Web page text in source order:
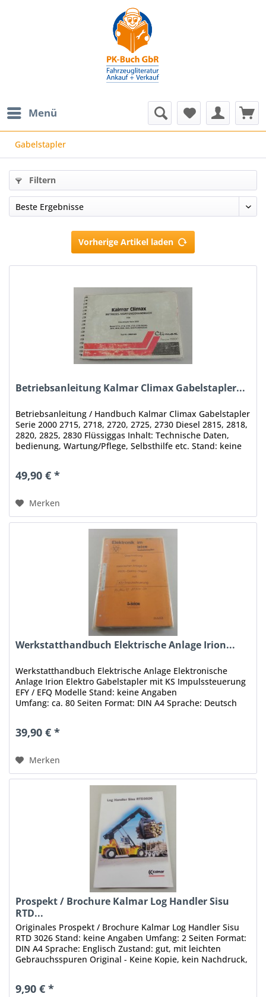
Menü
Gabelstapler
Filtern
Vorherige Artikel laden
Betriebsanleitung Kalmar Climax Gabelstapler...
Betriebsanleitung / Handbuch Kalmar Climax Gabelstapler
Serie 2000 2715, 2718, 2720, 2725, 2730 Diesel 2815, 2818,
2820, 2825, 2830 Flüssiggas Inhalt: Technische Daten,
bedienung, Wartung/Pflege, Selbsthilfe etc. Stand: keine
49,90 € *
Merken
Werkstatthandbuch Elektrische Anlage Irion...
Werkstatthandbuch Elektrische Anlage Elektronische
Anlage Irion Elektro Gabelstapler mit KS Impulssteuerung
EFY / EFQ Modelle Stand: keine Angaben
Umfang: ca. 80 Seiten Format: DIN A4 Sprache: Deutsch
39,90 € *
Merken
Prospekt / Brochure Kalmar Log Handler Sisu
RTD...
Originales Prospekt / Brochure Kalmar Log Handler Sisu
RTD 3026 Stand: keine Angaben Umfang: 2 Seiten Format:
DIN A4 Sprache: Englisch Zustand: gut, mit leichten
Gebrauchsspuren Original - Keine Kopie, kein Nachdruck,
9,90 € *